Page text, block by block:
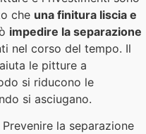
che una finitura liscia e
impedire la separazione
nel corso del tempo. Il
le pitture a
si riducono le
si asciugano.
Prevenire la separazione